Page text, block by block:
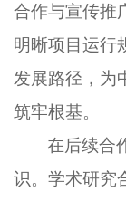
合作与宣传推
明晰项目运行
发展路径，为
筑牢根基。
在后续合
识。学术研究